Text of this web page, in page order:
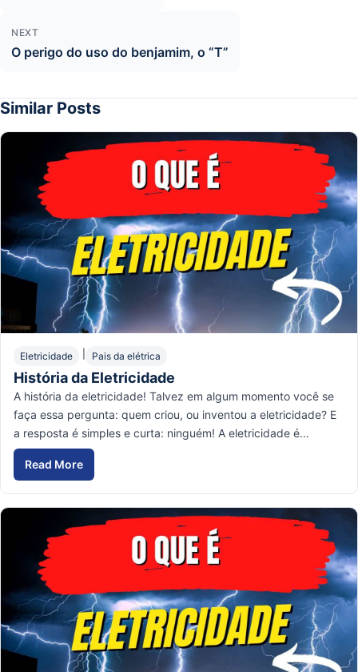
NEXT
O perigo do uso do benjamim, o “T”
Similar Posts
Eletricidade Pais da elétrica
História da Eletricidade
A história da eletricidade! Talvez em algum momento você se
faça essa pergunta: quem criou, ou inventou a eletricidade? E
a resposta é simples e curta: ninguém! A eletricidade é…
Read More
História da Eletricidade